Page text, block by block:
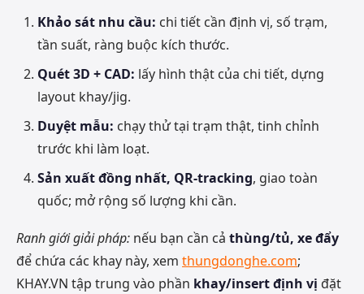
Khảo sát nhu cầu: chi tiết cần định vị, số trạm,
tần suất, ràng buộc kích thước.
Quét 3D + CAD: lấy hình thật của chi tiết, dựng
layout khay/jig.
Duyệt mẫu: chạy thử tại trạm thật, tinh chỉnh
trước khi làm loạt.
Sản xuất đồng nhất, QR-tracking, giao toàn
quốc; mở rộng số lượng khi cần.
Ranh giới giải pháp: nếu bạn cần cả thùng/tủ, xe đẩy
để chứa các khay này, xem thungdonghe.com;
KHAY.VN tập trung vào phần khay/insert định vị đặt